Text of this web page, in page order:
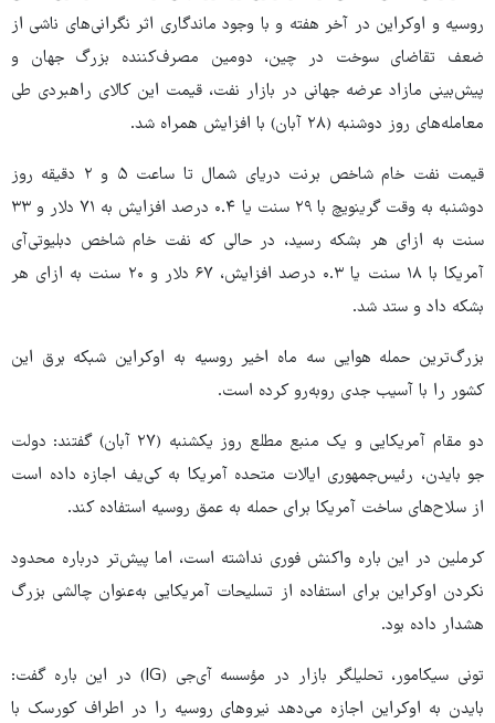
روسیه و اوکراین در آخر هفته و با وجود ماندگاری اثر نگرانی‌های ناشی از
ضعف تقاضای سوخت در چین، دومین مصرف‌کننده بزرگ جهان و
پیش‌بینی مازاد عرضه جهانی در بازار نفت، قیمت این کالای راهبردی طی
معامله‌های روز دوشنبه (۲۸ آبان) با افزایش همراه شد.
قیمت نفت خام شاخص برنت دریای شمال تا ساعت ۵ و ۲ دقیقه روز
دوشنبه به وقت گرینویچ با ۲۹ سنت یا ۰.۴ درصد افزایش به ۷۱ دلار و ۳۳
سنت به ازای هر بشکه رسید، در حالی که نفت خام شاخص دبلیوتی‌آی
آمریکا با ۱۸ سنت یا ۰.۳ درصد افزایش، ۶۷ دلار و ۲۰ سنت به ازای هر
بشکه داد و ستد شد.
بزرگ‌ترین حمله هوایی سه ماه اخیر روسیه به اوکراین شبکه برق این
کشور را با آسیب جدی روبه‌رو کرده است.
دو مقام آمریکایی و یک منبع مطلع روز یکشنبه (۲۷ آبان) گفتند: دولت
جو بایدن، رئیس‌جمهوری ایالات متحده آمریکا به کی‌یف اجازه داده است
از سلاح‌های ساخت آمریکا برای حمله به عمق روسیه استفاده کند.
کرملین در این باره واکنش فوری نداشته است، اما پیش‌تر درباره محدود
نکردن اوکراین برای استفاده از تسلیحات آمریکایی به‌عنوان چالشی بزرگ
هشدار داده بود.
تونی سیکامور، تحلیلگر بازار در مؤسسه آی‌جی (IG) در این باره گفت:
بایدن به اوکراین اجازه می‌دهد نیروهای روسیه را در اطراف کورسک با